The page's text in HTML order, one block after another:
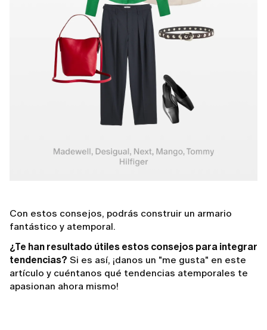
Con estos consejos, podrás construir un armario
fantástico y atemporal.
¿Te han resultado útiles estos consejos para integrar
tendencias? Si es así, ¡danos un "me gusta" en este
artículo y cuéntanos qué tendencias atemporales te
apasionan ahora mismo!